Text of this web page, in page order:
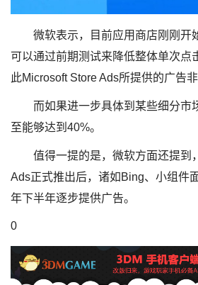
微软表示，目前应用商店刚刚开
可以通过前期测试来降低整体单次点
此Microsoft Store Ads所提供的广告非
而如果进一步具体到某些细分市
至能够达到40%。
值得一提的是，微软方面还提到
Ads正式推出后，诸如Bing、小组件
年下半年逐步提供广告。
0